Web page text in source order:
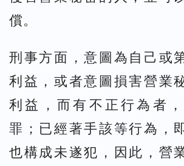
償。
刑事方面，意圖為自己或
利益，或者意圖損害營業
利益，而有不正行為者
罪；已經著手該等行為，
也構成未遂犯，因此，營